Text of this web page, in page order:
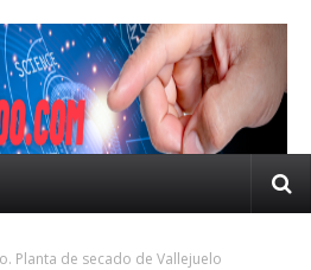
Planta de secado de Vallejuelo